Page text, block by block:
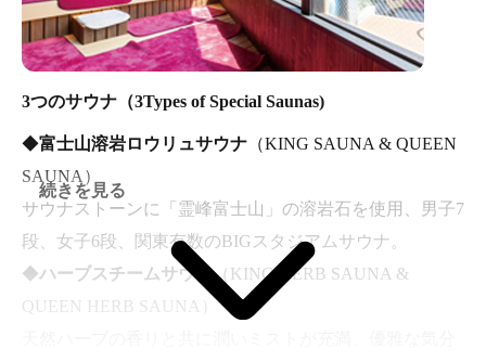
洗い流します。 シルクのような滑らかな湯ざわりが大人
気です。
優しくマッサージし、たまった汚れを洗い流し、血流も
促進される心地よさに没入する大人気風呂。
◆ プライベート風呂 （ALONE'S HEAVEN BATH）
ゆったりサイズの「お一人様」快適お風呂。手足を投げ
出して開放感にひたるもよし、【物思い】にふけって心
地よさに没入するもよし。ご自分だけの贅沢なひととき
3つのサウナ（3Types of Special Saunas)
◆富士山溶岩ロウリュサウナ （KING SAUNA & QUEEN
SAUNA）
サウナストーンに「霊峰富士山」の溶岩石を使用、男子7
段、女子6段、関東有数のBIGスタジアムサウナ。
◆ハーブスチームサウナ（KING HERB SAUNA &
QUEEN HERB SAUNA）
続きを見る